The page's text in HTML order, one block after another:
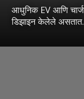
आधुनिक EV आणि
डिझाइन केलेले असतात.